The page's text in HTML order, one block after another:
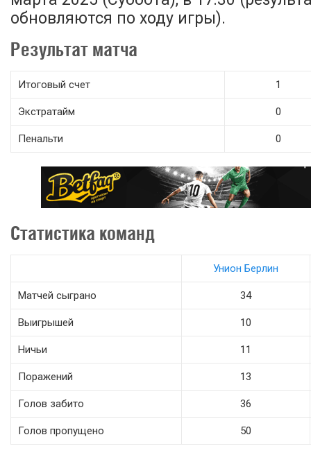
обновляются по ходу игры).
Результат матча
Итоговый счет 1
Экстратайм 0
Пенальти 0
Статистика команд
Унион Берлин
Матчей сыграно 34
Выигрышей 10
Ничьи 11
Поражений 13
Голов забито 36
Голов пропущено 50